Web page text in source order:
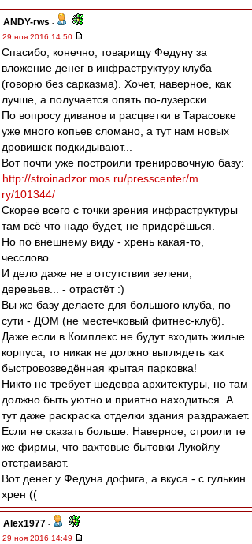
ANDY-rws -
29 ноя 2016 14:50
Спасибо, конечно, товарищу Федуну за
вложение денег в инфраструктуру клуба
(говорю без сарказма). Хочет, наверное, как
лучше, а получается опять по-лузерски.
По вопросу диванов и расцветки в Тарасовке
уже много копьев сломано, а тут нам новых
дровишек подкидывают...
Вот почти уже построили тренировочную базу:
http://stroinadzor.mos.ru/presscenter/m ...
ry/101344/
Скорее всего с точки зрения инфраструктуры
там всё что надо будет, не придерёшься.
Но по внешнему виду - хрень какая-то,
чесслово.
И дело даже не в отсутствии зелени,
деревьев... - отрастёт :)
Вы же базу делаете для большого клуба, по
сути - ДОМ (не местечковый фитнес-клуб).
Даже если в Комплекс не будут входить жилые
корпуса, то никак не должно выглядеть как
быстровозведённая крытая парковка!
Никто не требует шедевра архитектуры, но там
должно быть уютно и приятно находиться. А
тут даже раскраска отделки здания раздражает.
Если не сказать больше. Наверное, строили те
же фирмы, что вахтовые бытовки Лукойлу
отстраивают.
Вот денег у Федуна дофига, а вкуса - с гулькин
хрен ((
Alex1977 -
29 ноя 2016 14:49